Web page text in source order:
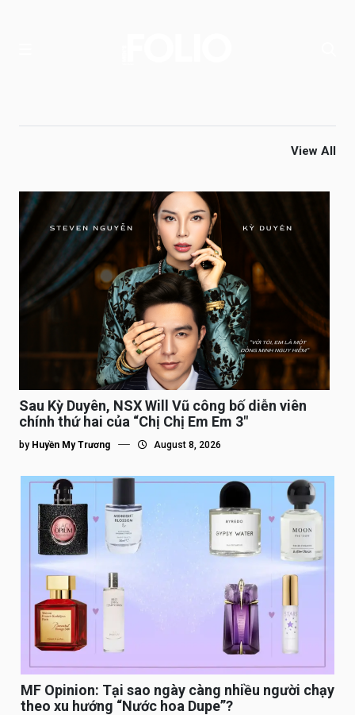
View All
Sau Kỳ Duyên, NSX Will Vũ công bố diễn viên
chính thứ hai của “Chị Chị Em Em 3″
by Huyền My Trương August 8, 2026
MF Opinion: Tại sao ngày càng nhiều người chạy
theo xu hướng “Nước hoa Dupe”?